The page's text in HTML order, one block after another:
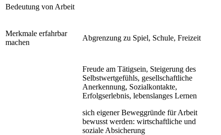
Bedeutung von Arbeit
Merkmale erfahrbar
machen
Abgrenzung zu Spiel, Schule, Freizeit
Freude am Tätigsein, Steigerung des
Selbstwertgefühls, gesellschaftliche
Anerkennung, Sozialkontakte,
Erfolgserlebnis, lebenslanges Lernen
sich eigener Beweggründe für Arbeit
bewusst werden: wirtschaftliche und
soziale Absicherung